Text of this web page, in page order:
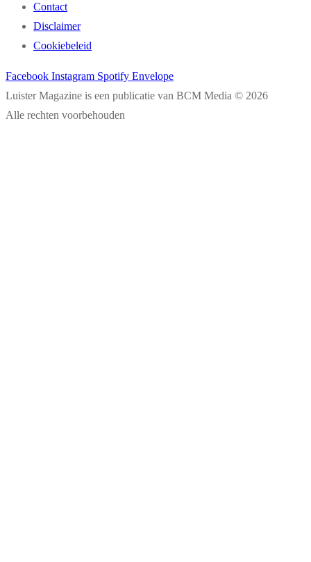
Contact
Disclaimer
Cookiebeleid
Facebook Instagram Spotify Envelope
Luister Magazine is een publicatie van BCM Media © 2026
Alle rechten voorbehouden